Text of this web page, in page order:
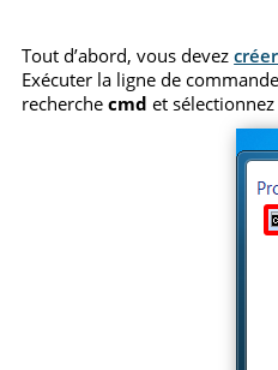
Tout d’abord, vous devez
Exécuter la ligne de
recherchecmd et sélectionnez